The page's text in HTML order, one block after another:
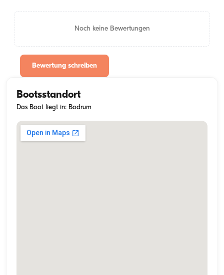
Noch keine Bewertungen
Bewertung schreiben
Bootsstandort
Das Boot liegt in: Bodrum